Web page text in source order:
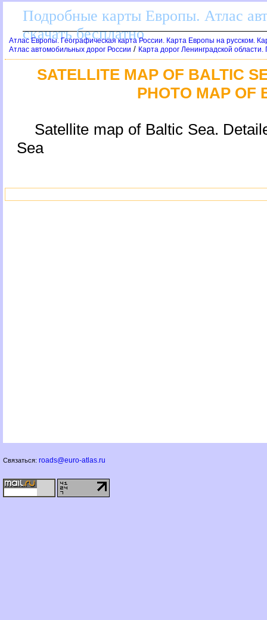
Подробные карты Европы. Атлас
скачать бесплатно
Атлас Европы. Географическая карта России. Карта Европы на русском.
Атлас автомобильных дорог России / Карта дорог Ленинградской
SATELLITE MAP OF BALTIC
PHOTO MAP OF
Satellite map of Baltic Sea.
Sea
Связаться: roads@euro-atlas.ru